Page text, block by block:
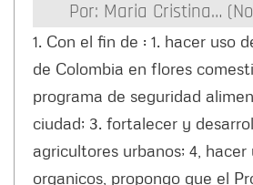
Por: Maria Cristina…
1. Con el fin de : 1. hacer uso
de Colombia en flores
programa de seguridad
ciudad; 3. fortalecer y
agricultores urbanos; 4, hacer
organicos, propongo que el